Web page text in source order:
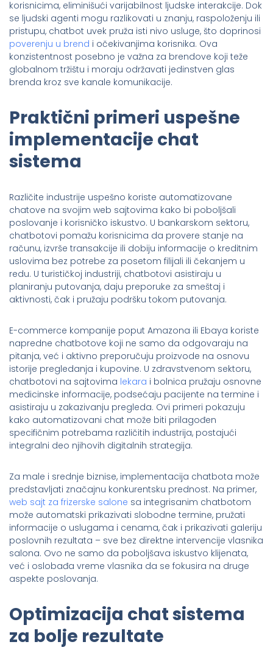
korisnicima, eliminišući varijabilnost ljudske interakcije. Dok
se ljudski agenti mogu razlikovati u znanju, raspoloženju ili
pristupu, chatbot uvek pruža isti nivo usluge, što doprinosi
poverenju u brend i očekivanjima korisnika. Ova
konzistentnost posebno je važna za brendove koji teže
globalnom tržištu i moraju održavati jedinstven glas
brenda kroz sve kanale komunikacije.
Praktični primeri uspešne
implementacije chat
sistema
Različite industrije uspešno koriste automatizovane
chatove na svojim web sajtovima kako bi poboljšali
poslovanje i korisničko iskustvo. U bankarskom sektoru,
chatbotovi pomažu korisnicima da provere stanje na
računu, izvrše transakcije ili dobiju informacije o kreditnim
uslovima bez potrebe za posetom filijali ili čekanjem u
redu. U turističkoj industriji, chatbotovi asistiraju u
planiranju putovanja, daju preporuke za smeštaj i
aktivnosti, čak i pružaju podršku tokom putovanja.
E-commerce kompanije poput Amazona ili Ebaya koriste
napredne chatbotove koji ne samo da odgovaraju na
pitanja, već i aktivno preporučuju proizvode na osnovu
istorije pregledanja i kupovine. U zdravstvenom sektoru,
chatbotovi na sajtovima lekara i bolnica pružaju osnovne
medicinske informacije, podsećaju pacijente na termine i
asistiraju u zakazivanju pregleda. Ovi primeri pokazuju
kako automatizovani chat može biti prilagođen
specifičnim potrebama različitih industrija, postajući
integralni deo njihovih digitalnih strategija.
Za male i srednje biznise, implementacija chatbota može
predstavljati značajnu konkurentsku prednost. Na primer,
web sajt za frizerske salone sa integrisanim chatbotom
može automatski prikazivati slobodne termine, pružati
informacije o uslugama i cenama, čak i prikazivati galeriju
poslovnih rezultata – sve bez direktne intervencije vlasnika
salona. Ovo ne samo da poboljšava iskustvo klijenata,
već i oslobađa vreme vlasnika da se fokusira na druge
aspekte poslovanja.
Optimizacija chat sistema
za bolje rezultate